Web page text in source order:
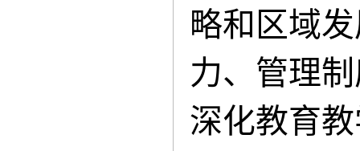
略和区域
力、管理
深化教育